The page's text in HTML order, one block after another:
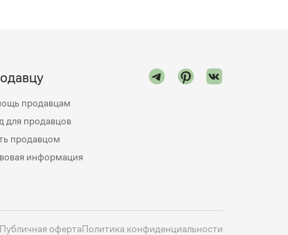
продавцам
для продавцов
продавцом
информация
Публичная офертаПолитика конфиденциальности